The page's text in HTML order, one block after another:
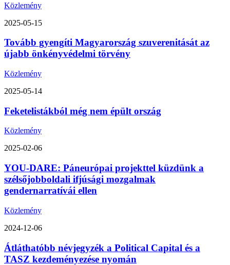
Közlemény
2025-05-15
Tovább gyengíti Magyarország szuverenitását az
újabb önkényvédelmi törvény
Közlemény
2025-05-14
Feketelistákból még nem épült ország
Közlemény
2025-02-06
YOU-DARE: Páneurópai projekttel küzdünk a
szélsőjobboldali ifjúsági mozgalmak
gendernarratívái ellen
Közlemény
2024-12-06
Átláthatóbb névjegyzék a Political Capital és a
TASZ kezdeményezése nyomán